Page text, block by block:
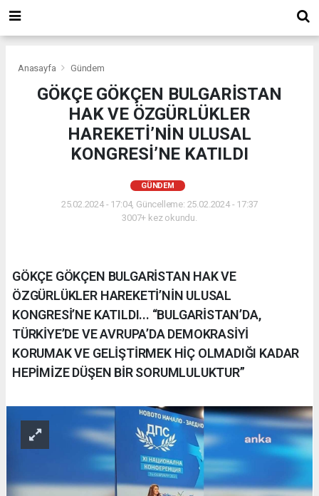
Anasayfa Gündem
GÖKÇE GÖKÇEN BULGARİSTAN
HAK VE ÖZGÜRLÜKLER
HAREKETİ’NİN ULUSAL
KONGRESİ’NE KATILDI
GÜNDEM
25.02.2024 - 17:04, Güncelleme: 25.02.2024 - 17:37
3007+ kez okundu.
GÖKÇE GÖKÇEN BULGARİSTAN HAK VE
ÖZGÜRLÜKLER HAREKETİ’NİN ULUSAL
KONGRESİ’NE KATILDI... “BULGARİSTAN’DA,
TÜRKİYE’DE VE AVRUPA’DA DEMOKRASİYİ
KORUMAK VE GELİŞTİRMEK HİÇ OLMADIĞI KADAR
HEPİMİZE DÜŞEN BİR SORUMLULUKTUR”